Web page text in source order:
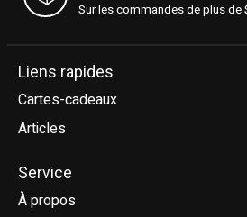
Sur les commandes de plus de
Liens rapides
Cartes-cadeaux
Articles
Service
À propos